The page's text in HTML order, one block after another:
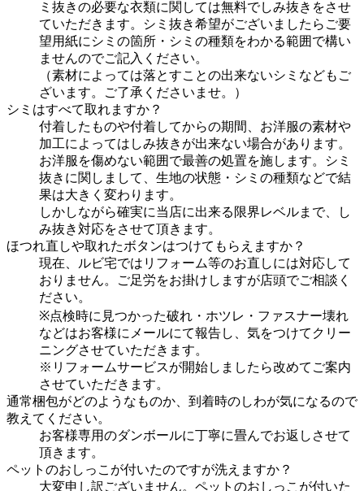
ミ抜きの必要な衣類に関しては無料でしみ抜きをさせ
ていただきます。シミ抜き希望がございましたらご要
望用紙にシミの箇所・シミの種類をわかる範囲で構い
ませんのでご記入ください。
（素材によっては落とすことの出来ないシミなどもご
ざいます。ご了承くださいませ。）
シミはすべて取れますか？
付着したものや付着してからの期間、お洋服の素材や
加工によってはしみ抜きが出来ない場合があります。
お洋服を傷めない範囲で最善の処置を施します。シミ
抜きに関しまして、生地の状態・シミの種類などで結
果は大きく変わります。
しかしながら確実に当店に出来る限界レベルまで、し
み抜き対応をさせて頂きます。
ほつれ直しや取れたボタンはつけてもらえますか？
現在、ルビ宅ではリフォーム等のお直しには対応して
おりません。ご足労をお掛けしますが店頭でご相談く
ださい。
※点検時に見つかった破れ・ホツレ・ファスナー壊れ
などはお客様にメールにて報告し、気をつけてクリー
ニングさせていただきます。
※リフォームサービスが開始しましたら改めてご案内
させていただきます。
通常梱包がどのようなものか、到着時のしわが気になるので
教えてください。
お客様専用のダンボールに丁寧に畳んでお返しさせて
頂きます。
ペットのおしっこが付いたのですが洗えますか？
大変申し訳ございません。ペットのおしっこが付いた